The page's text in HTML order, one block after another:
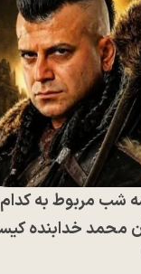
شب مربوط به
محمد خدابنده